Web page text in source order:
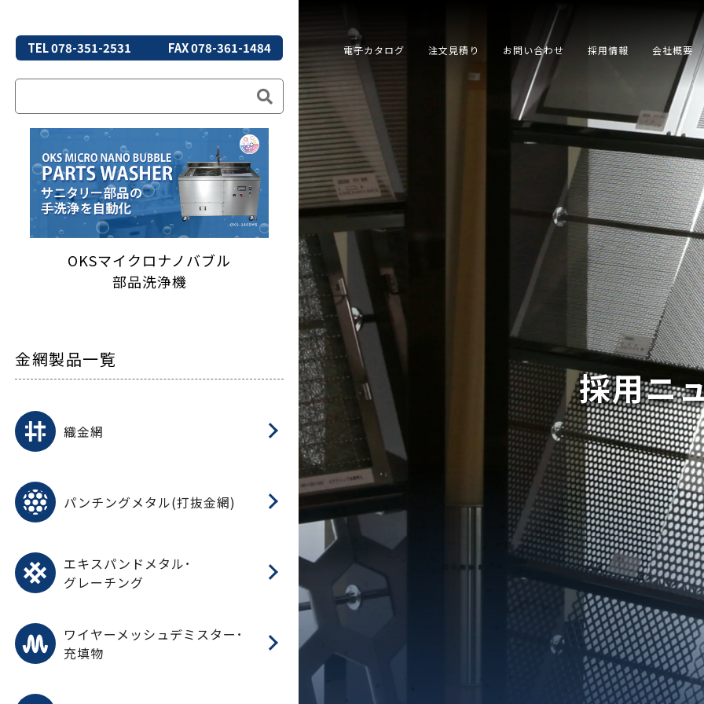
TEL 078-351-2531 FAX 078-361-1484
OKSマイクロナノバブル
部品洗浄機
金網製品一覧
織金網
平織金網
平織金網網目一覧表
綾織金網
綾織金網網目一覧表
特殊線材メッシュ網目一覧
マグネステン
マグネステン 金網網目一覧表
平畳織金網
綾畳織金網
クリンプ織金網
ロッククリンプ織金網
フラットトップ織金網
(滑面式金網)
トンキャップ織金網
(長目金網)
タイロッド織金網
振動篩用金網について
JIS試験用ふるい
ワイヤーネットコンベヤー
菱形金網
亀甲金網
装飾用織金網
ワイヤーゲージ（線番）
織金網加工品
パンチングメタル(打抜金網)
金型パターン
在庫リスト
造粒機及び粉砕機用
遠心分離機用
スーパーパンチング™
SUPER PUNCHING™
スーパーパンチング™
標準金型リスト
スーパーパンチング™
在庫リスト
ODSサニタリーストレーナー™
二相ステンレス鋼パンチング
メタル™
耐摩耗鋼板HARDOX®
エンボス・ディンプル加工
樹脂パンチング™
（プラスチックパンチング）
セレクト カラー・サイズ
樹脂パンチング™（PVC）
オーダーシート
CFRTP
（炭素繊維強化熱可塑性樹
脂）
パンチング™
大開孔率パンチング™
（X-OPEN AREA
PUNCHING）
C.G.P/コンピューター
グラフィックパンチング
開孔率自動計算(%)
重量自動計算(kg)
パンチングメタル加工品
エキスパンドメタル･
グレーチング
エキスパンドメタル
CFRTP EXメッシュ『CF
TON』
グレーチング
ワイヤーメッシュデミスター･
充填物
溶接金網
ファインメッシュ
ファインメッシュ加工品
採用ニ
電子カタログ 注文見積り お問い合わせ 採用情報 会社概要